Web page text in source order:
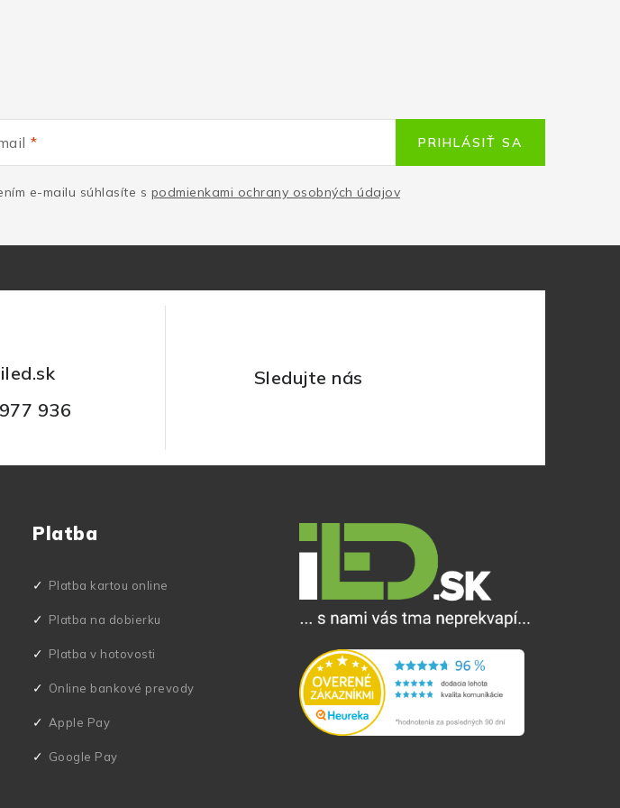
e-mailu súhlasíte s podmienkami ochrany osobných údajov
PRIHLÁSIŤ SA
iled.sk
936
Platba
Platba kartou online
Platba na dobierku
Platba v hotovosti
Online bankové prevody
Apple Pay
Google Pay